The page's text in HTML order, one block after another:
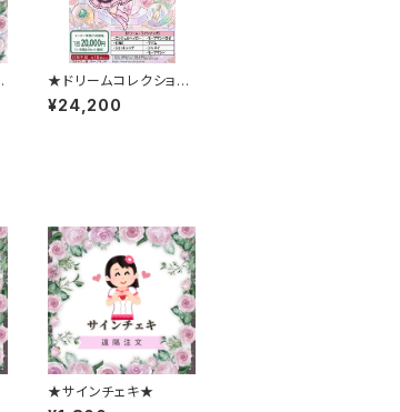
★ドリームコレクション
★
¥24,200
★サインチェキ★